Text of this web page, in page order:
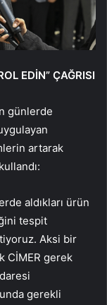
EDİN” ÇAĞRISI
günlerde
artarak
aldıkları ürün
tespit
Aksi bir
CİMER gerek
gerekli